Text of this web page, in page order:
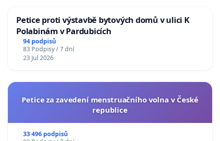
Petice proti výstavbě bytových domů v ulici K
Polabinám v Pardubicích
94 podpisů
83 Podpisy / 7 dní
23 Jul 2026
Petice za zavedení menstruačního volna v České
republice
33 496 podpisů